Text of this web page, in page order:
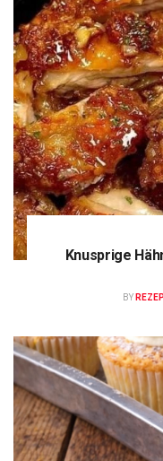
Knusprige
BY